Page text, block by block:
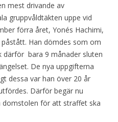
mest drivande av
gruppvåldtäkten uppe vid
förra året, Yonés Hachimi,
Han dömdes som om
därför bara 9 månader sluten
De nya uppgifterna
dessa var han över 20 år
Därför begär nu
domstolen för att straffet ska